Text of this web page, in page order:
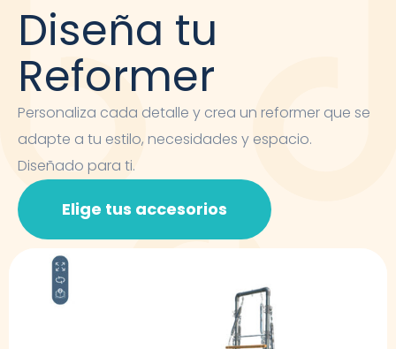
Diseña tu
Reformer
Personaliza cada detalle y crea un reformer que se
adapte a tu estilo, necesidades y espacio.
Diseñado para ti.
Elige tus accesorios